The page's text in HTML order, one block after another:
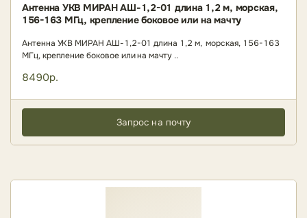
Антенна УКВ МИРАН АШ-1,2-01 длина 1,2 м, морская,
156-163 МГц, крепление боковое или на мачту
Антенна УКВ МИРАН АШ-1,2-01 длина 1,2 м, морская, 156-163
МГц, крепление боковое или на мачту ..
8490р.
Запрос на почту